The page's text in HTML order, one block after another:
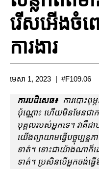
រើសអើងចំព
ការងារ
មេសា 1, 2023 #F109.06
ការបដិសេធ៖ការបោះពុម្ភ
ប៉ុណ្ណោះ ហើយមិនមែនជាកា
បុគ្គលរបស់អ្នកទេ។ វា​គឺ​ជា​
យើងព្យាយាមធ្វើបច្ចុប្បន្
ទាត់។ ទោះជាយ៉ាងណាក៏ដ
ទាត់។ ប្រសិនបើអ្នកចង់ធ្វើ